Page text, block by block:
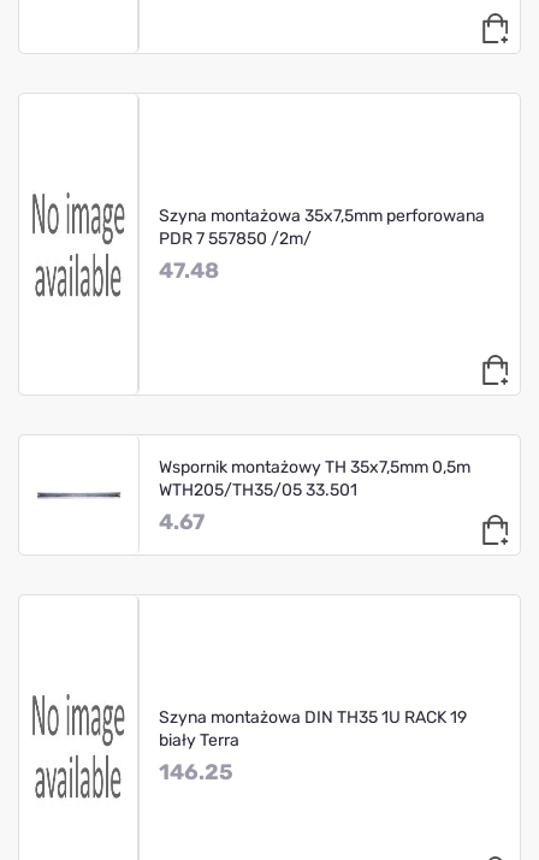
Szyna montażowa 35x7,5mm perforowana
PDR 7 557850 /2m/
47.48
Wspornik montażowy TH 35x7,5mm 0,5m
WTH205/TH35/05 33.501
4.67
Szyna montażowa DIN TH35 1U RACK 19
biały Terra
146.25